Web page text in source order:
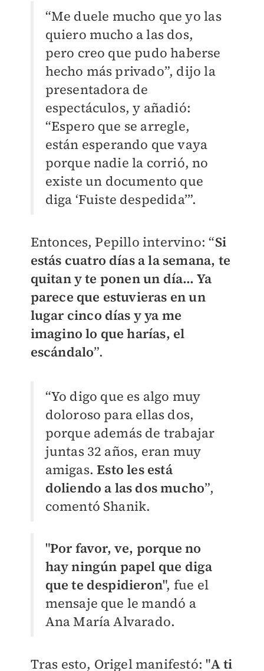
“Me duele mucho que yo las
quiero mucho a las dos,
pero creo que pudo haberse
hecho más privado”, dijo la
presentadora de
espectáculos, y añadió:
“Espero que se arregle,
están esperando que vaya
porque nadie la corrió, no
existe un documento que
diga ‘Fuiste despedida’”.
Entonces, Pepillo intervino: “Si
estás cuatro días a la semana, te
quitan y te ponen un día… Ya
parece que estuvieras en un
lugar cinco días y ya me
imagino lo que harías, el
escándalo”.
“Yo digo que es algo muy
doloroso para ellas dos,
porque además de trabajar
juntas 32 años, eran muy
amigas.Esto les está
doliendo a las dos mucho”,
comentó Shanik.
"Por favor, ve, porque no
hay ningún papel que diga
que te despidieron", fue el
mensaje que le mandó a
Ana María Alvarado.
Tras esto, Origel manifestó: "A ti